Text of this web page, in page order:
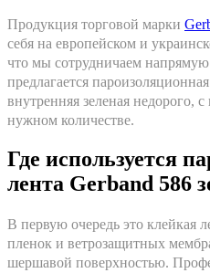
Продукция торговой марки
себя на европейском и
что мы сотрудничаем
предлагается
внутренняя зеленая недорого, с
нужном количестве.
Где используется
лента Gerband 586
В первую очередь это клейкая
пленок и ветрозащитных
шершавой поверхностью.